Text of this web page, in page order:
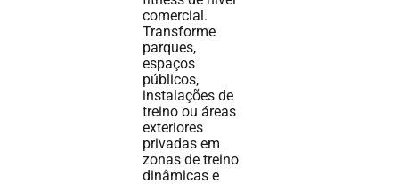
comercial.
Transforme
parques,
espaços
públicos,
instalações de
treino ou áreas
exteriores
privadas em
zonas de treino
dinâmicas e